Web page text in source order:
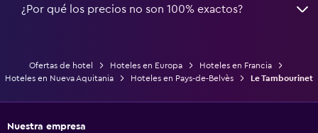
¿Por qué los precios no son 100% exactos?
Ofertas de hotel Hoteles en Europa
Hoteles en Francia
Hoteles en Nueva Aquitania
Hoteles en Pays-de-Belvès Le Tambourinet
Nuestra empresa